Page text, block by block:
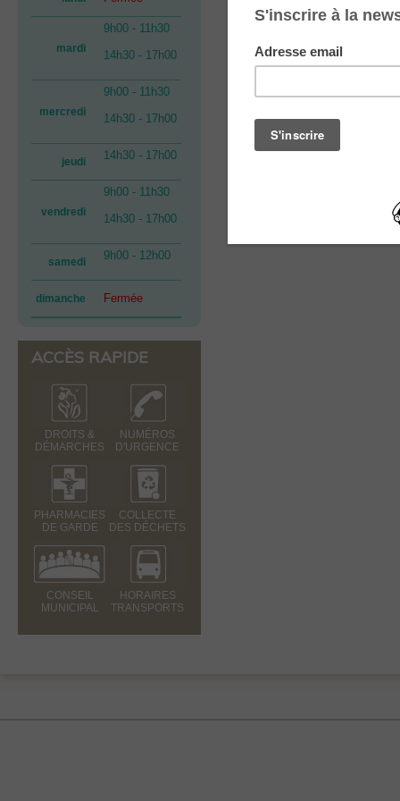
mardi
9h00 - 11h30
14h30 - 17h00
mercredi
9h00 - 11h30
14h30 - 17h00
jeudi 14h30 - 17h00
vendredi
9h00 - 11h30
14h30 - 17h00
samedi 9h00 - 12h00
dimanche Fermée
ACCÈS RAPIDE
DROITS &
DÉMARCHES
NUMÉROS
D'URGENCE
PHARMACIES
DE GARDE
COLLECTE
DES DÉCHETS
CONSEIL
MUNICIPAL
HORAIRES
TRANSPORTS